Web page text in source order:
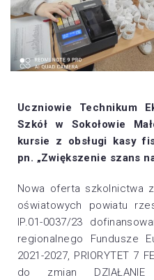
Uczniowie Technikum
Szkół w Sokołowie
kursie z obsługi kasy
pn. „Zwiększenie szans
Nowa oferta szkolnictwa
oświatowych powiatu
IP.01-0037/23
regionalnego Fundusze
2021-2027, PRIORYTET 7
do zmian DZIAŁANIE